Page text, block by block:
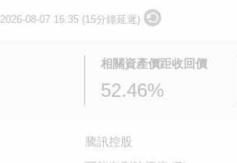
2026-08-07 16:35 (15分鐘延遲)
相關資產價距收回價
52.46%
騰訊控股